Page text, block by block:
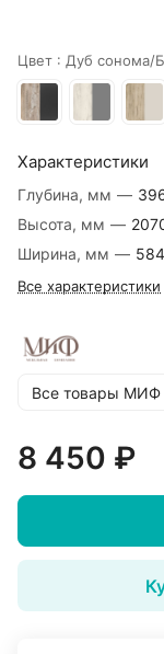
Цвет : Дуб сонома/
Характеристики
Глубина, мм —
Высота, мм —
Ширина, мм — 584
Все характеристики
Все товары МИФ
8 450 ₽